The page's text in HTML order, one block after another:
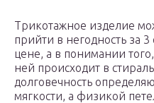
Трикотажное изделие
прийти в негодность за
цене, а в понимании
ней происходит в
долговечность
мягкости, а физикой